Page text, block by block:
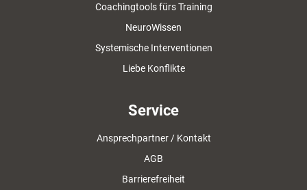
Coachingtools fürs Training
NeuroWissen
Systemische Interventionen
Liebe Konflikte
Service
Ansprechpartner / Kontakt
AGB
Barrierefreiheit